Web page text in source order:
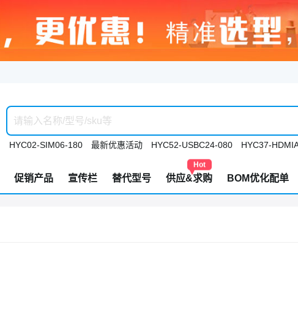
HYC02-SIM06-180 最新优惠活动 HYC52-USBC24-080 HYC37-
促销产品 宣传栏 替代型号
Hot
供应&求购 BOM优化配单